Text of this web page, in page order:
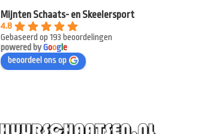
Mijnten Schaats- en Skeelersport
4.8
Gebaseerd op 193 beoordelingen
powered byGoogle
beoordeel ons op